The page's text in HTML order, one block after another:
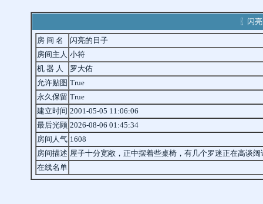
〖闪
房 间 名
闪亮的日子
房间主人 小符
机 器 人
罗大佑
允许贴图 True
永久保留 True
建立时间 2001-05-05 11:06:06
最后光顾 2026-08-06 01:45:34
房间人气 1608
房间描述 屋子十分宽敞，正中摆着些桌椅，有几个罗迷正在高谈
在线名单